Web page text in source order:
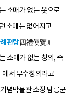
소매가 없는 옷으로
소매는 없어지고
편람四禮便覽』
소매가 없는 창의, 즉
에서 무수창의라고
념박물관 소장 탐릉군